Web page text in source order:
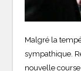
Malgré la
sympathique.
nouvelle